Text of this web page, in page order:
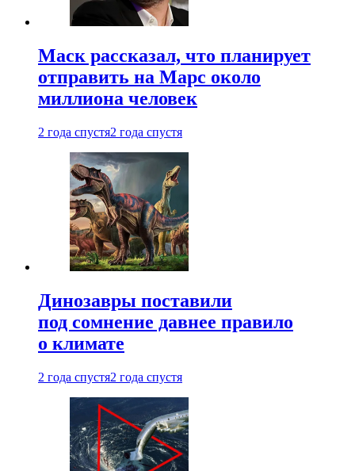
Маск рассказал, что планирует
отправить на Марс около
миллиона человек
2 года спустя2 года спустя
Динозавры поставили
под сомнение давнее правило
о климате
2 года спустя2 года спустя